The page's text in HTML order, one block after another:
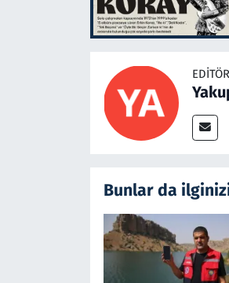
Bunlar da